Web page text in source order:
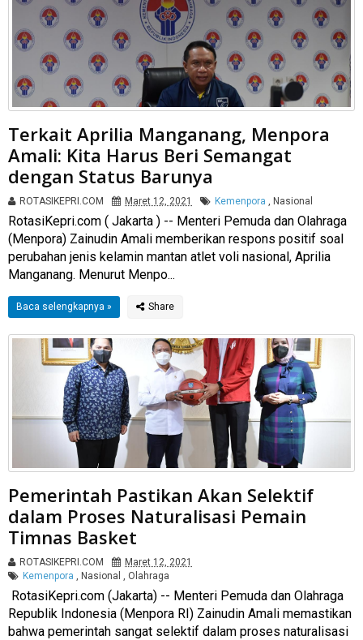
Terkait Aprilia Manganang, Menpora
Amali: Kita Harus Beri Semangat
dengan Status Barunya
ROTASIKEPRI.COM Maret 12, 2021 Kemenpora , Nasional
RotasiKepri.com ( Jakarta ) -- Menteri Pemuda dan Olahraga
(Menpora) Zainudin Amali memberikan respons positif soal
perubahan jenis kelamin mantan atlet voli nasional, Aprilia
Manganang. Menurut Menpo...
Baca selengkapnya »
Pemerintah Pastikan Akan Selektif
dalam Proses Naturalisasi Pemain
Timnas Basket
ROTASIKEPRI.COM
Maret 12, 2021
Kemenpora , Nasional , Olahraga
RotasiKepri.com (Jakarta) -- Menteri Pemuda dan Olahraga
Republik Indonesia (Menpora RI) Zainudin Amali memastikan
bahwa pemerintah sangat selektif dalam proses naturalisasi